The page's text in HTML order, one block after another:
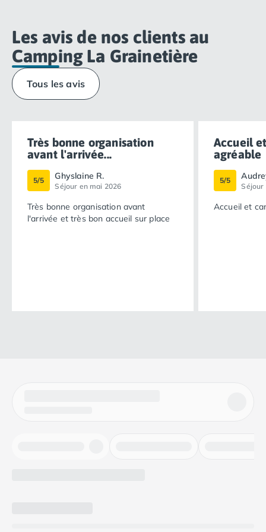
Les avis de nos clients au
Camping La Grainetière
Tous les avis
Très bonne organisation
avant l'arrivée...
5/5 Ghyslaine R.
Séjour en mai 2026
Très bonne organisation avant
l'arrivée et très bon accueil sur place
Accueil
agréable
5/5
Séjour
Accueil et